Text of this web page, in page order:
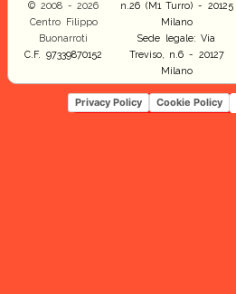
© 2008 - 2026
Centro Filippo
Buonarroti
C.F. 97339870152
n.26 (M1 Turro) - 20125
Milano
Sede legale: Via
Treviso, n.6 - 20127
Milano
Privacy Policy Cookie Policy